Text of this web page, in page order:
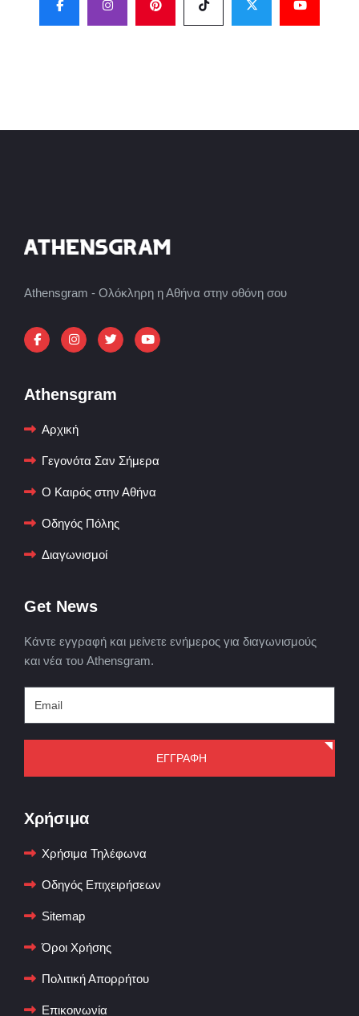
Athensgram - Ολόκληρη η Αθήνα στην οθόνη σου
Athensgram
Αρχική
Γεγονότα Σαν Σήμερα
Ο Καιρός στην Αθήνα
Οδηγός Πόλης
Διαγωνισμοί
Get News
Κάντε εγγραφή και μείνετε ενήμερος για διαγωνισμούς
και νέα του Athensgram.
ΕΓΓΡΑΦΗ
Χρήσιμα
Χρήσιμα Τηλέφωνα
Οδηγός Επιχειρήσεων
Sitemap
Όροι Χρήσης
Πολιτική Απορρήτου
Επικοινωνία